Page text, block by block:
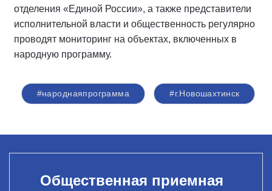
отделения «Единой России», а также представители
исполнительной власти и общественность регулярно
проводят мониторинг на объектах, включенных в
народную программу.
#народнаяпрограмма #г.Новошахтинск
Общественная приемная